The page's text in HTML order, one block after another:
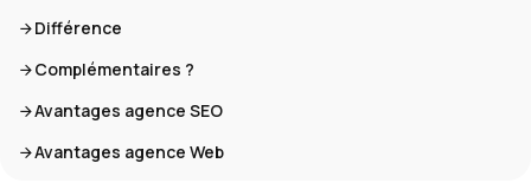
Différence
Complémentaires ?
Avantages agence SEO
Avantages agence Web